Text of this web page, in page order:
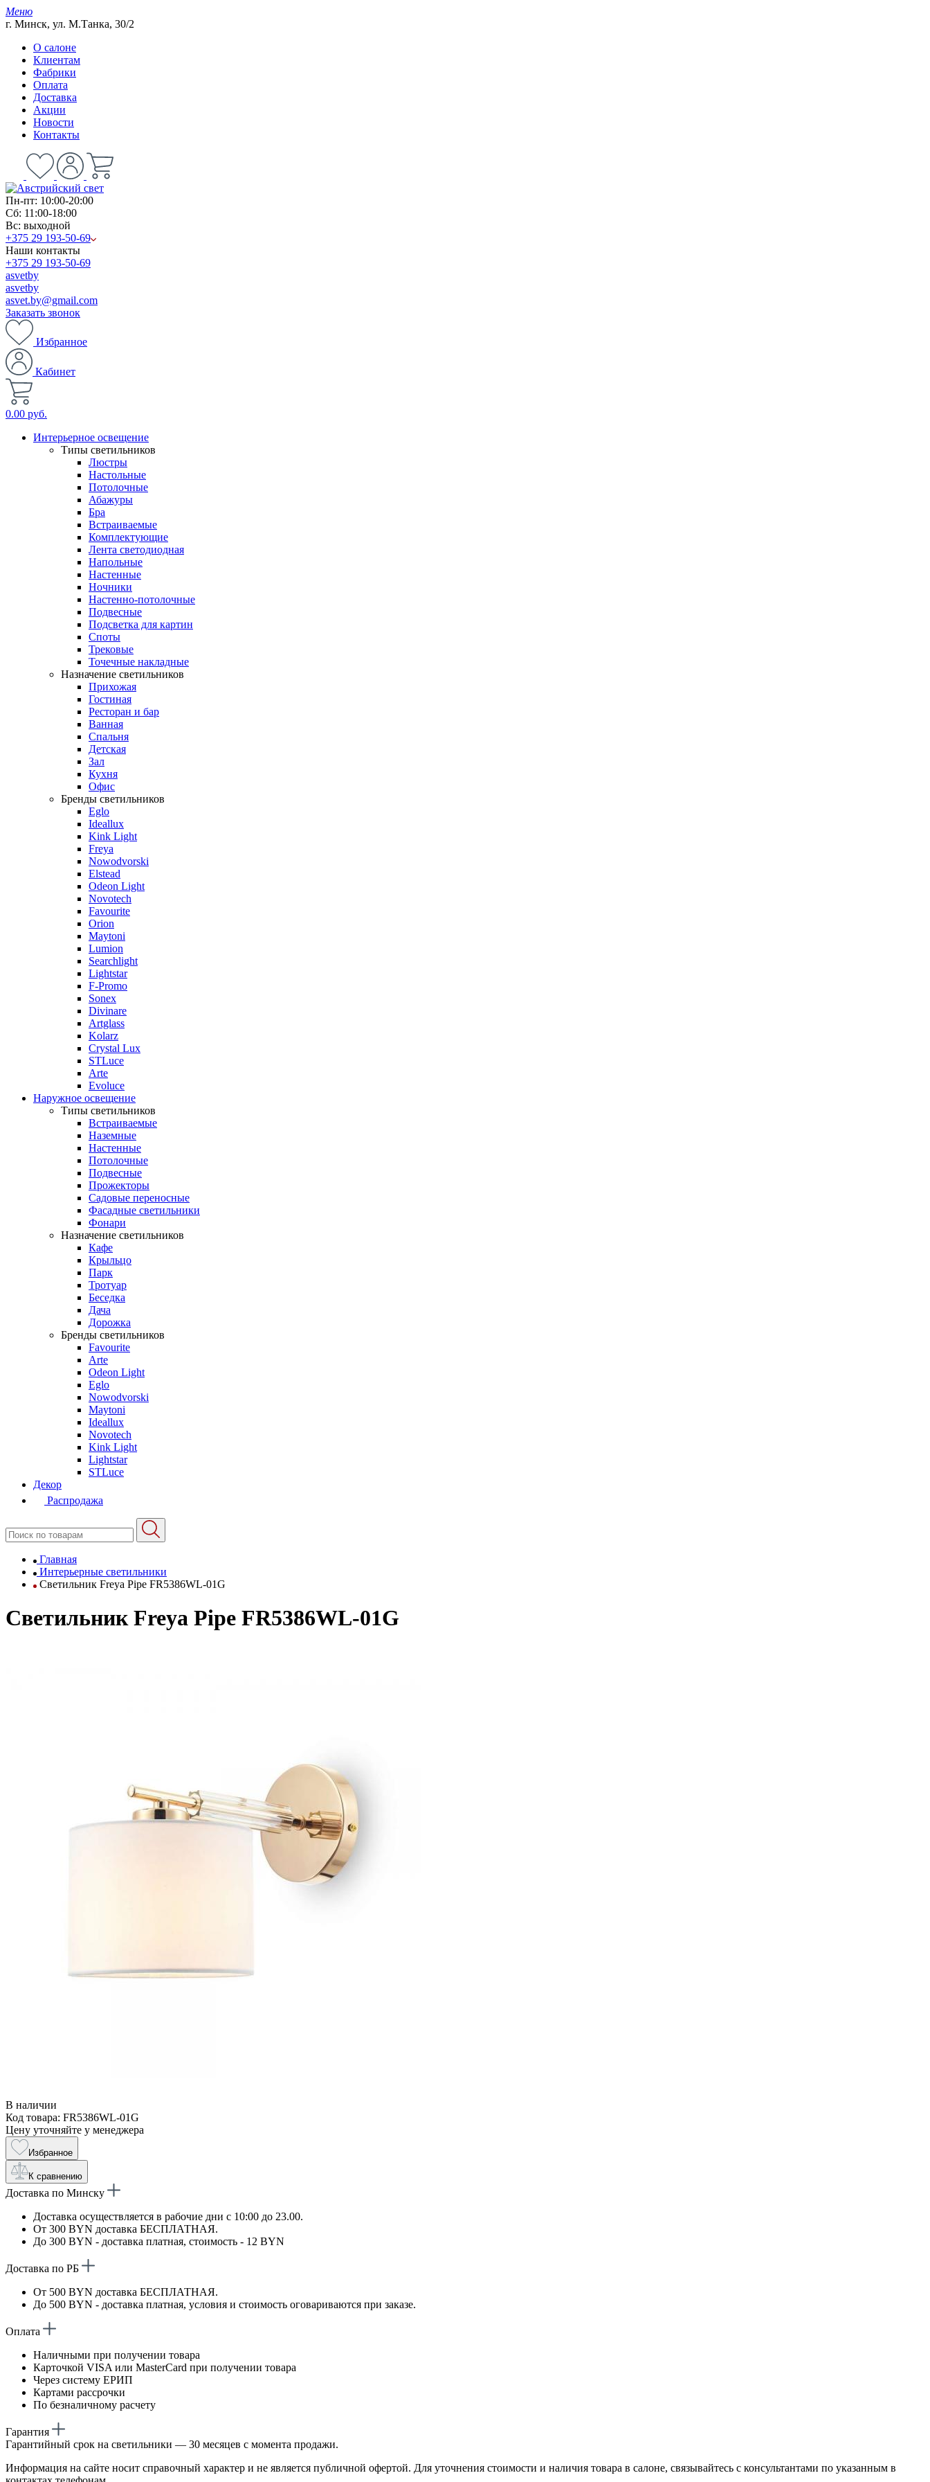
Меню
г. Минск, ул. М.Танка, 30/2
О салоне
Клиентам
Фабрики
Оплата
Доставка
Акции
Новости
Контакты
Пн-пт: 10:00-20:00
Сб: 11:00-18:00
Вс: выходной
+375 29 193-50-69
Наши контакты
+375 29 193-50-69
asvetby
asvetby
asvet.by@gmail.com
Заказать звонок
Избранное
Кабинет
0.00 руб.
Интерьерное освещение
Типы светильников
Люстры
Настольные
Потолочные
Абажуры
Бра
Встраиваемые
Комплектующие
Лента светодиодная
Напольные
Настенные
Ночники
Настенно-потолочные
Подвесные
Подсветка для картин
Споты
Трековые
Точечные накладные
Назначение светильников
Прихожая
Гостиная
Ресторан и бар
Ванная
Спальня
Детская
Зал
Кухня
Офис
Бренды светильников
Eglo
Ideallux
Kink Light
Freya
Nowodvorski
Elstead
Odeon Light
Novotech
Favourite
Orion
Maytoni
Lumion
Searchlight
Lightstar
F-Promo
Sonex
Divinare
Artglass
Kolarz
Crystal Lux
STLuce
Arte
Evoluce
Наружное освещение
Типы светильников
Встраиваемые
Наземные
Настенные
Потолочные
Подвесные
Прожекторы
Садовые переносные
Фасадные светильники
Фонари
Назначение светильников
Кафе
Крыльцо
Парк
Тротуар
Беседка
Дача
Дорожка
Бренды светильников
Favourite
Arte
Odeon Light
Eglo
Nowodvorski
Maytoni
Ideallux
Novotech
Kink Light
Lightstar
STLuce
Декор
Распродажа
Главная
Интерьерные светильники
Светильник Freya Pipe FR5386WL-01G
Светильник Freya Pipe FR5386WL-01G
В наличии
Код товара: FR5386WL-01G
Цену уточняйте у менеджера
Избранное
К сравнению
Доставка по Минску
Доставка осуществляется в рабочие дни с 10:00 до 23.00.
От 300 BYN доставка БЕСПЛАТНАЯ.
До 300 BYN - доставка платная, стоимость - 12 BYN
Доставка по РБ
От 500 BYN доставка БЕСПЛАТНАЯ.
До 500 BYN - доставка платная, условия и стоимость оговариваются при заказе.
Оплата
Наличными при получении товара
Карточкой VISA или MasterCard при получении товара
Через систему ЕРИП
Картами рассрочки
По безналичному расчету
Гарантия
Гарантийный срок на светильники — 30 месяцев с момента продажи.
Информация на сайте носит справочный характер и не является публичной офертой. Для уточнения стоимости и наличия товара в салоне, связывайтесь с консультантами по указанным в